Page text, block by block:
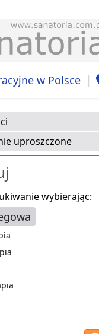
w Polsce |
uproszczone
wybierając: